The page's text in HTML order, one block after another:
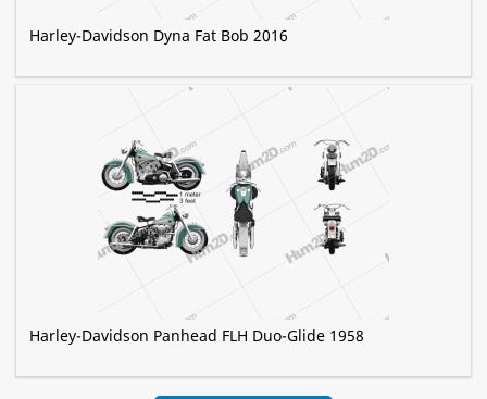
Harley-Davidson Dyna Fat Bob 2016
Harley-Davidson Panhead FLH Duo-Glide 1958